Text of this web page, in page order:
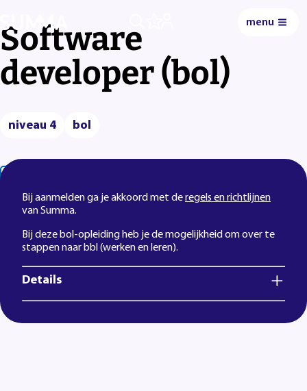
menu
Software
developer (bol)
niveau 4 bol
Bij aanmelden ga je akkoord met deregels en richtlijnen
van Summa.
Bij deze bol-opleiding heb je de mogelijkheid om over te
stappen naar bbl (werken en leren).
Details